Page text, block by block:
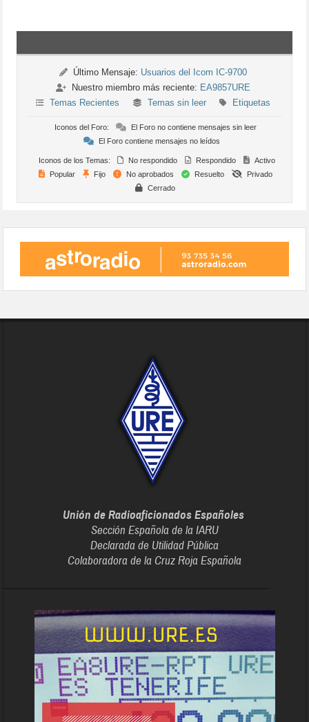
Último Mensaje: Usuarios del Icom IC-9700
Nuestro miembro más reciente: EA9857URE
Temas Recientes
Temas sin leer Etiquetas
Iconos del Foro:
El Foro no contiene mensajes sin leer
El Foro contiene mensajes no leídos
Iconos de los Temas: No respondido Respondido
Activo
Popular
Fijo No aprobados Resuelto
Privado
Cerrado
Unión de Radioaficionados Españoles
Sección Española de la IARU
Declarada de Utilidad Pública
Colaboradora de la Cruz Roja Española